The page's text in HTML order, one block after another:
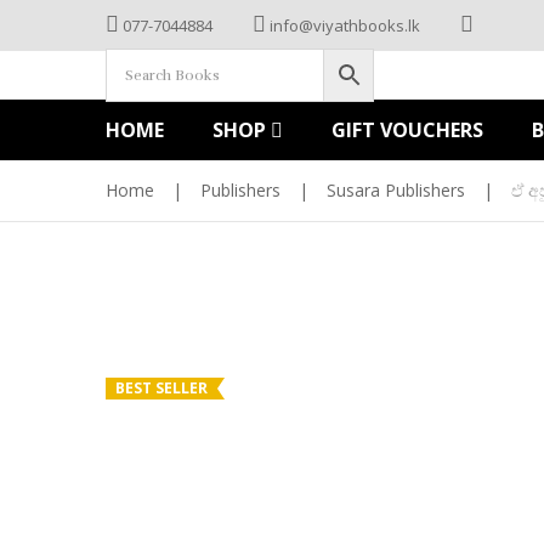
077-7044884 info@viyathbooks.lk
HOME SHOP GIFT VOUCHERS
Home | Publishers | Susara Publishers | ඒ
BEST SELLER